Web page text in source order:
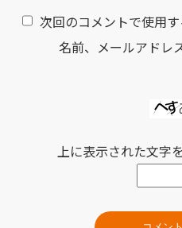
次回のコメントで使用
名前、メールアドレ
上に表示された文字